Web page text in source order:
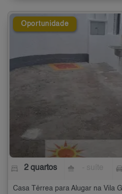
Oportunidade
2 quartos
Casa Térrea para Alugar na Vila